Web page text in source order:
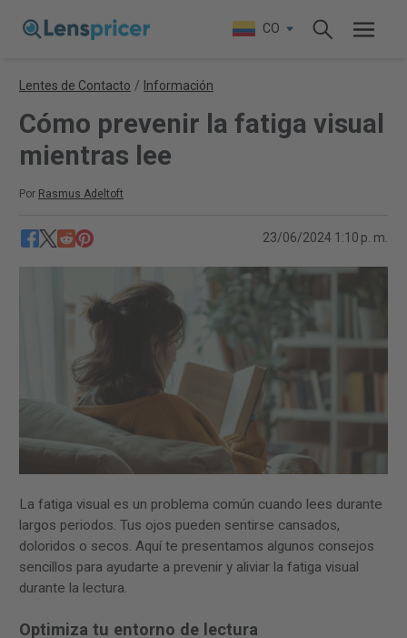
CO
Lentes de Contacto / Información
Cómo prevenir la fatiga visual
mientras lee
Por Rasmus Adeltoft
23/06/2024 1:10 p. m.
La fatiga visual es un problema común cuando lees durante
largos periodos. Tus ojos pueden sentirse cansados,
doloridos o secos. Aquí te presentamos algunos consejos
sencillos para ayudarte a prevenir y aliviar la fatiga visual
durante la lectura.
Optimiza tu entorno de lectura